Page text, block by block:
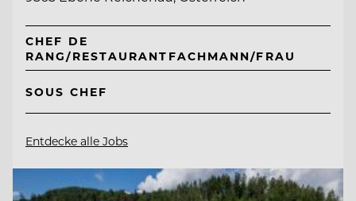
CHEF DE
RANG/RESTAURANTFACHMANN/FRAU
SOUS CHEF
Entdecke alle Jobs